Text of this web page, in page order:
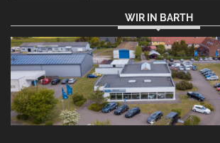
erforderlich.
Zustimmen
und
aktivieren
WIR IN BARTH